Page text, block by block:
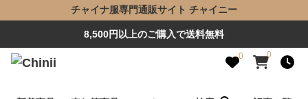
チャイナ服専門通販サイト チャイニー
8,500円以上のご購入で送料無料
0 0